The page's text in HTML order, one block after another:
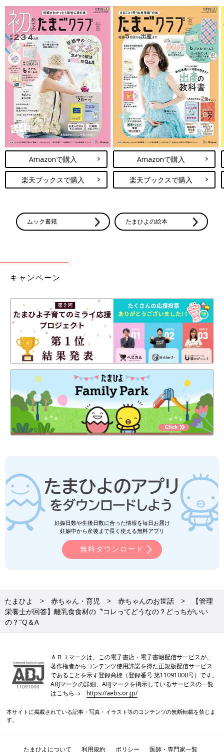
Amazonで購入
楽天ブックスで購入
前の話
具だくさんコーンス
ープ【大人2人＋子ど
も1人分・幼児食レシ
ピ】
次の話
パンプキンサラダ【大
人2人＋子ども1人分・
幼児食レシピ】
Amazonで購入
楽天ブックスで購入
Amazonで購入
楽天ブックスで購入
ムック書籍 たまひよの絵本
キャンペーン
妊娠日数や生後日数に合った情報を毎日お届け
妊娠中から産後まで長く使える無料アプリ
無料ダウンロード
たまひよ 赤ちゃん・育児 赤ちゃんのお世話
【管理
栄養士が回答】離乳食食材の〝コレってどうなの？どっちがいい
の？″Q＆A
ＡＢＪマークは、この電子書店・電子書籍配信サービスが、
著作権者からコンテンツ使用許諾を得た正規版配信サービス
であることを示す登録商標（登録番号 第11091000号）です。
ABJマークの詳細、ABJマークを掲示しているサービスの一覧
はこちら→https://aebs.or.jp/
本サイトに掲載されている記事・写真・イラスト等のコンテンツの無断転載を禁じま
す。
たまひよについて 利用規約 ポリシー 医師・専門家一覧